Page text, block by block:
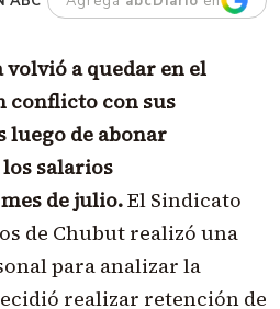
volvió a quedar en el
conflicto con sus
luego de abonar
salarios
de julio.El Sindicato
de Chubut realizó una
para analizar la
realizar retención de